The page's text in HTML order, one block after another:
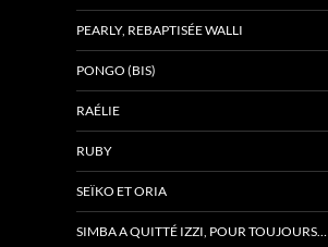
PEARLY, REBAPTISÉE WALLI
PONGO (BIS)
RAÉLIE
RUBY
SEÏKO ET ORIA
SIMBA A QUITTÉ IZZI, POUR TOUJOURS…